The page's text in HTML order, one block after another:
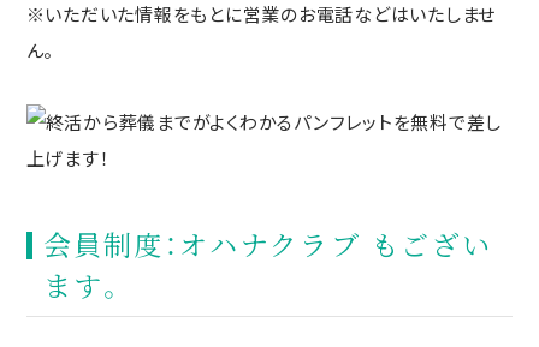
※いただいた情報をもとに営業のお電話などはいたしませ
ん。
会員制度：オハナクラブ もござい
ます。